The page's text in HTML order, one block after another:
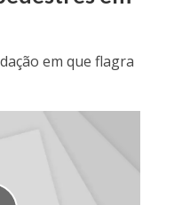
em que flagra